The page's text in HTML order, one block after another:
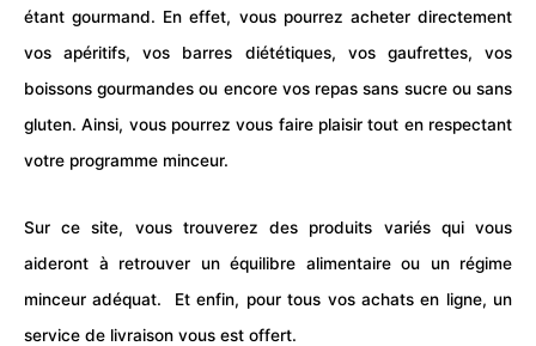
étant gourmand. En effet, vous pourrez acheter directement
vos apéritifs, vos barres diététiques, vos gaufrettes, vos
boissons gourmandes ou encore vos repas sans sucre ou sans
gluten. Ainsi, vous pourrez vous faire plaisir tout en respectant
votre programme minceur.
Sur ce site, vous trouverez des produits variés qui vous
aideront à retrouver un équilibre alimentaire ou un régime
minceur adéquat. Et enfin, pour tous vos achats en ligne, un
service de livraison vous est offert.